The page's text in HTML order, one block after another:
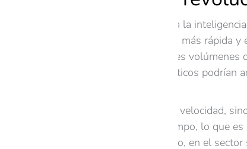
La IA cuántica combina la
información de manera más rápida
pueden analizar grandes
los procesadores cuánticos
Esto no solo mejora la velocidad,
posibles en menos tiempo, lo que
financieras. Por ejemplo, en el